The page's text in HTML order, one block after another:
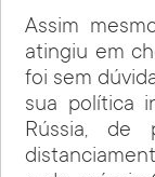
Assim
atingiu em
foi sem
sua política
Rússia, de